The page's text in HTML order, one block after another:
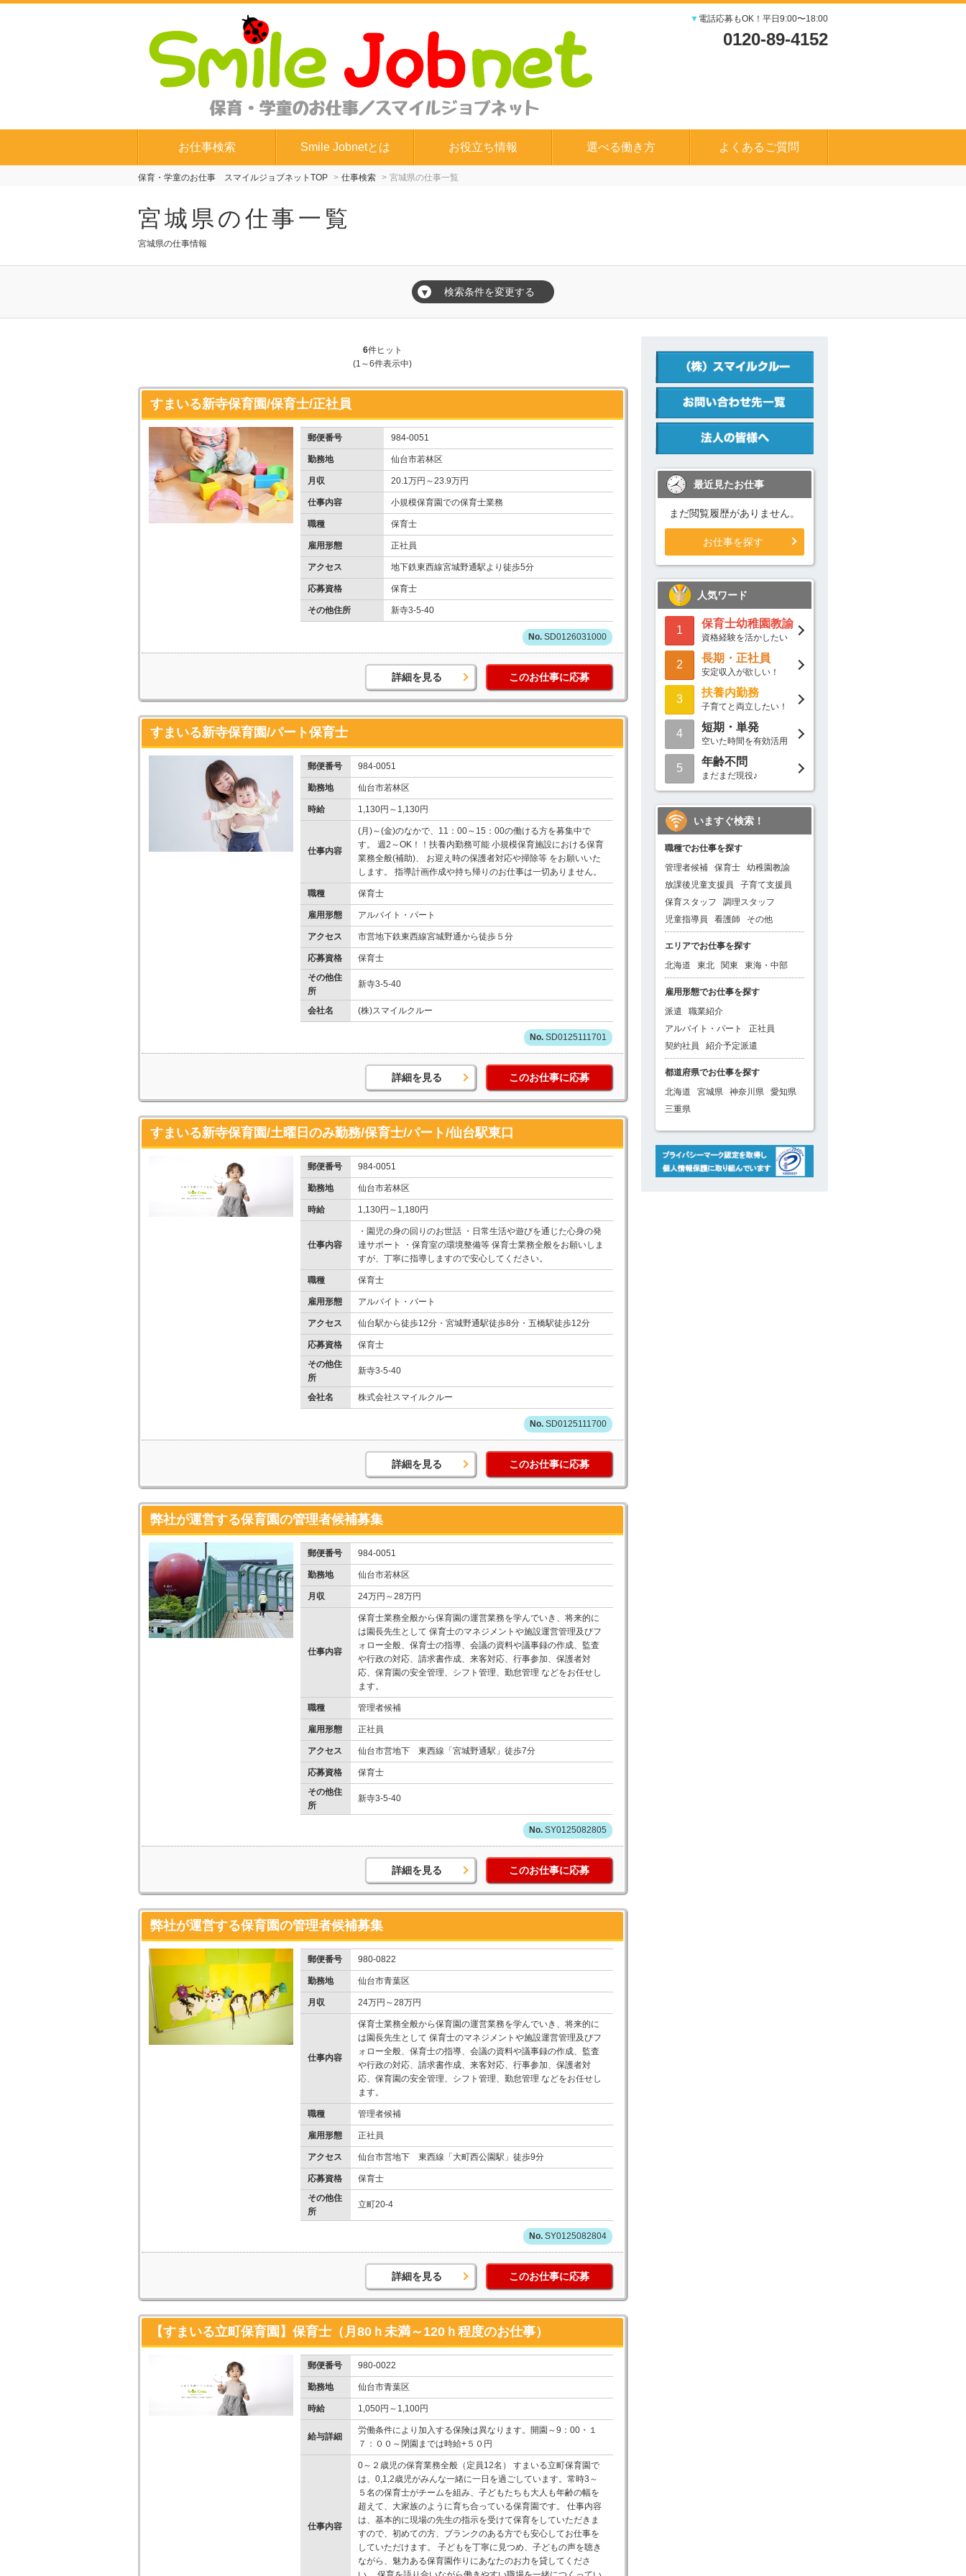
▼ 電話応募もOK！平日9:00〜18:00
0120-89-4152
お仕事検索 Smile Jobnetとは お役立ち情報 選べる働き方 よくあるご質問
保育・学童のお仕事 スマイルジョブネットTOP 仕事検索 宮城県の仕事一覧
宮城県の仕事一覧
宮城県の仕事情報
▼ 検索条件を変更する
6件ヒット
(1～6件表示中)
すまいる新寺保育園/保育士/正社員
郵便番号 984-0051
勤務地 仙台市若林区
月収 20.1万円～23.9万円
仕事内容 小規模保育園での保育士業務
職種 保育士
雇用形態 正社員
アクセス 地下鉄東西線宮城野通駅より徒歩5分
応募資格 保育士
その他住所 新寺3-5-40
SD0126031000
詳細を見る このお仕事に応募
すまいる新寺保育園/パート保育士
郵便番号 984-0051
勤務地 仙台市若林区
時給 1,130円～1,130円
仕事内容
(月)～(金)のなかで、11：00～15：00の働ける方を募集中で
す。 週2～OK！！扶養内勤務可能 小規模保育施設における保育
業務全般(補助)、 お迎え時の保護者対応や掃除等 をお願いいた
します。 指導計画作成や持ち帰りのお仕事は一切ありません。
職種 保育士
雇用形態 アルバイト・パート
アクセス 市営地下鉄東西線宮城野通から徒歩５分
応募資格
保育士
その他住
所
新寺3-5-40
会社名 (株)スマイルクルー
SD0125111701
詳細を見る このお仕事に応募
すまいる新寺保育園/土曜日のみ勤務/保育士/パート/仙台駅東口
郵便番号 984-0051
勤務地 仙台市若林区
時給 1,130円～1,180円
仕事内容
・園児の身の回りのお世話 ・日常生活や遊びを通じた心身の発
達サポート ・保育室の環境整備等 保育士業務全般をお願いしま
すが、丁寧に指導しますので安心してください。
職種 保育士
雇用形態 アルバイト・パート
アクセス 仙台駅から徒歩12分・宮城野通駅徒歩8分・五橋駅徒歩12分
応募資格
保育士
その他住
所
新寺3-5-40
会社名 株式会社スマイルクルー
SD0125111700
詳細を見る このお仕事に応募
弊社が運営する保育園の管理者候補募集
郵便番号 984-0051
勤務地 仙台市若林区
月収 24万円～28万円
仕事内容
保育士業務全般から保育園の運営業務を学んでいき、将来的に
は園長先生として 保育士のマネジメントや施設運営管理及びフ
ォロー全般、保育士の指導、会議の資料や議事録の作成、監査
や行政の対応、請求書作成、来客対応、行事参加、保護者対
応、保育園の安全管理、シフト管理、勤怠管理 などをお任せし
ます。
職種 管理者候補
雇用形態 正社員
アクセス 仙台市営地下 東西線「宮城野通駅」徒歩7分
応募資格
保育士
その他住
所
新寺3-5-40
SY0125082805
詳細を見る このお仕事に応募
弊社が運営する保育園の管理者候補募集
郵便番号 980-0822
勤務地 仙台市青葉区
月収 24万円～28万円
仕事内容
保育士業務全般から保育園の運営業務を学んでいき、将来的に
は園長先生として 保育士のマネジメントや施設運営管理及びフ
ォロー全般、保育士の指導、会議の資料や議事録の作成、監査
や行政の対応、請求書作成、来客対応、行事参加、保護者対
応、保育園の安全管理、シフト管理、勤怠管理 などをお任せし
ます。
職種 管理者候補
雇用形態 正社員
アクセス 仙台市営地下 東西線「大町西公園駅」徒歩9分
応募資格
保育士
その他住
所
立町20-4
SY0125082804
詳細を見る このお仕事に応募
【すまいる立町保育園】保育士（月80ｈ未満～120ｈ程度のお仕事）
郵便番号 980-0022
勤務地 仙台市青葉区
時給 1,050円～1,100円
給与詳細
労働条件により加入する保険は異なります。開園～9：00・１
７：００～閉園までは時給+５０円
仕事内容
0～２歳児の保育業務全般（定員12名） すまいる立町保育園で
は、0,1,2歳児がみんな一緒に一日を過ごしています。常時3～
５名の保育士がチームを組み、子どもたちも大人も年齢の幅を
超えて、大家族のように育ち合っている保育園です。 仕事内容
は、基本的に現場の先生の指示を受けて保育をしていただきま
すので、初めての方、ブランクのある方でも安心してお仕事を
していただけます。 子どもを丁寧に見つめ、子どもの声を聴き
ながら、魅力ある保育園作りにあなたのお力を貸してくださ
最近見たお仕事
まだ閲覧履歴がありません。
お仕事を探す
人気ワード
1
保育士幼稚園教諭
資格経験を活かしたい
2
長期・正社員
安定収入が欲しい！
3
扶養内勤務
子育てと両立したい！
4
短期・単発
空いた時間を有効活用
5
年齢不問
まだまだ現役♪
いますぐ検索！
職種でお仕事を探す
管理者候補
保育士
幼稚園教諭
放課後児童支援員
子育て支援員
保育スタッフ
調理スタッフ
児童指導員
看護師 その他
エリアでお仕事を探す
北海道
東北 関東 東海・中部
雇用形態でお仕事を探す
派遣
職業紹介
アルバイト・パート
正社員
契約社員
紹介予定派遣
都道府県でお仕事を探す
北海道
宮城県 神奈川県
愛知県
三重県